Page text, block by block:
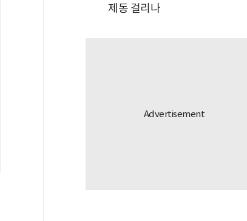
제동 걸리나